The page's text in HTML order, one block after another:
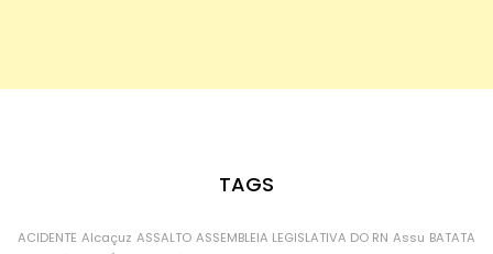
TAGS
ACIDENTE Alcaçuz ASSALTO ASSEMBLEIA LEGISLATIVA DO RN Assu BATATA